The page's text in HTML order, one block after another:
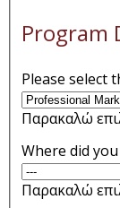
Program
Please select
Παρακαλώ
Where did
Παρακαλώ